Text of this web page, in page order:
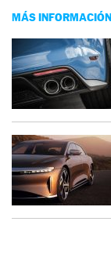
MÁS INFORMACIÓN